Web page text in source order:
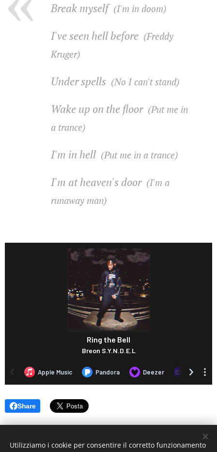
Break myself (I'm in doom)
I've seen hell before (Freddy
Kruger)
Under spells (No I can't stand)
Wake up on the floor (Put me in
a trance)
I'm in hell (Put me in a trance)
I'm at heaven's door (I'm a
runaway man)
Share
Utilizziamo i cookie per consentire il corretto funzionamento